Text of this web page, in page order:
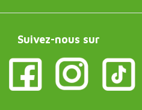
Suivez-nous sur